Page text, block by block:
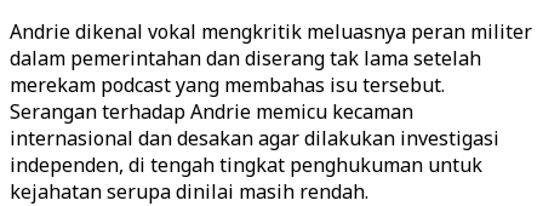
Andrie dikenal vokal mengkritik meluasnya peran militer
dalam pemerintahan dan diserang tak lama setelah
merekam podcast yang membahas isu tersebut.
Serangan terhadap Andrie memicu kecaman
internasional dan desakan agar dilakukan investigasi
independen, di tengah tingkat penghukuman untuk
kejahatan serupa dinilai masih rendah.